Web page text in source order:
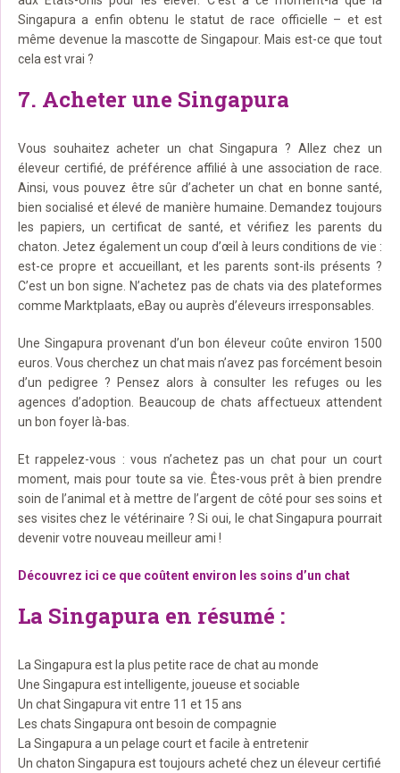
Singapura a enfin obtenu le statut de race officielle – et est
même devenue la mascotte de Singapour. Mais est-ce que tout
cela est vrai ?
7. Acheter une Singapura
Vous souhaitez acheter un chat Singapura ? Allez chez un
éleveur certifié, de préférence affilié à une association de race.
Ainsi, vous pouvez être sûr d’acheter un chat en bonne santé,
bien socialisé et élevé de manière humaine. Demandez toujours
les papiers, un certificat de santé, et vérifiez les parents du
chaton. Jetez également un coup d’œil à leurs conditions de vie :
est-ce propre et accueillant, et les parents sont-ils présents ?
C’est un bon signe. N’achetez pas de chats via des plateformes
comme Marktplaats, eBay ou auprès d’éleveurs irresponsables.
Une Singapura provenant d’un bon éleveur coûte environ 1500
euros. Vous cherchez un chat mais n’avez pas forcément besoin
d’un pedigree ? Pensez alors à consulter les refuges ou les
agences d’adoption. Beaucoup de chats affectueux attendent
un bon foyer là-bas.
Et rappelez-vous : vous n’achetez pas un chat pour un court
moment, mais pour toute sa vie. Êtes-vous prêt à bien prendre
soin de l’animal et à mettre de l’argent de côté pour ses soins et
ses visites chez le vétérinaire ? Si oui, le chat Singapura pourrait
devenir votre nouveau meilleur ami !
Découvrez ici ce que coûtent environ les soins d’un chat
La Singapura en résumé :
La Singapura est la plus petite race de chat au monde
Une Singapura est intelligente, joueuse et sociable
Un chat Singapura vit entre 11 et 15 ans
Les chats Singapura ont besoin de compagnie
La Singapura a un pelage court et facile à entretenir
Un chaton Singapura est toujours acheté chez un éleveur certifié